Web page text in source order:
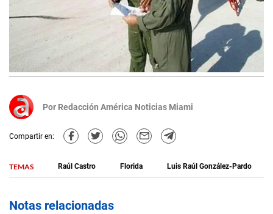
Por Redacción América Noticias Miami
Compartir en:
TEMAS Raúl Castro Florida Luis Raúl González-Pardo
Notas relacionadas